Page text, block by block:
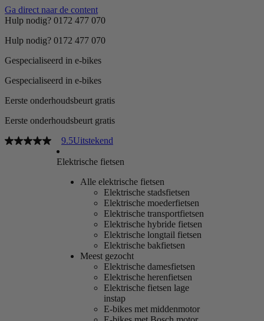
Ga direct naar de content
Hulp nodig? 0172 477 070
Hulp nodig? 0172 477 070
Gespecialiseerd in e-bikes
Gespecialiseerd in e-bikes
Eerste onderhoudsbeurt gratis
Eerste onderhoudsbeurt gratis
9.5Uitstekend
Elektrische fietsen
Alle elektrische fietsen
Elektrische stadsfietsen
Elektrische moederfietsen
Elektrische transportfietsen
Elektrische hybride fietsen
Elektrische longtail fietsen
Elektrische bakfietsen
Meest gezocht
Elektrische damesfietsen
Elektrische herenfietsen
Elektrische fietsen lage
instap
E-bikes met middenmotor